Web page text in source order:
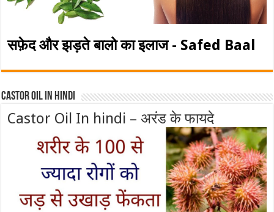
सफ़ेद और झड़ते बालो का इलाज - Safed Baal
Castor Oil In Hindi
Castor Oil In hindi – अरंड के फायदे